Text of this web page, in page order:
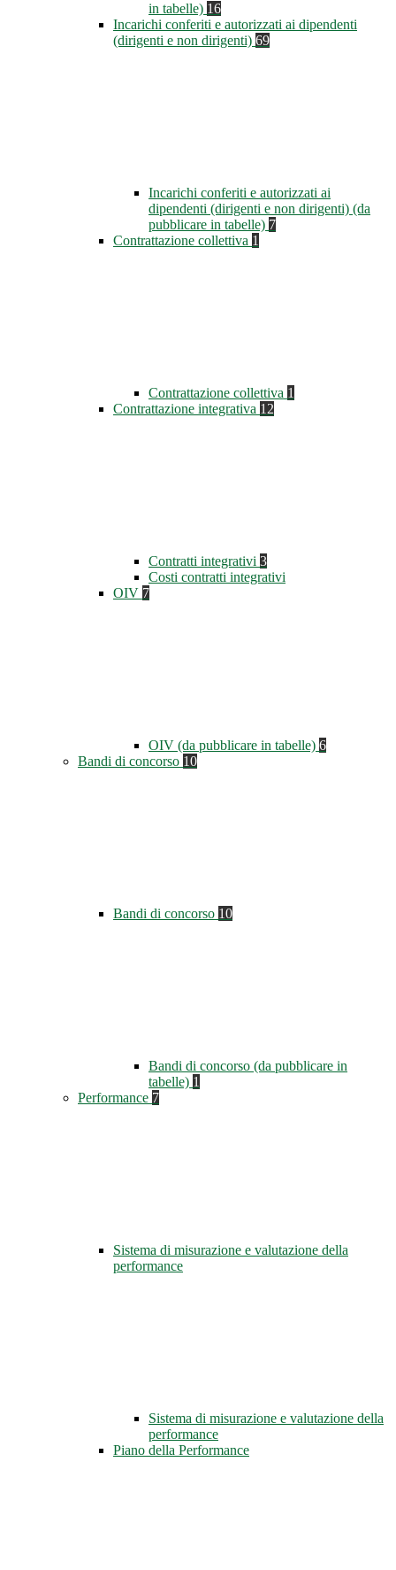
in tabelle) 16
Incarichi conferiti e autorizzati ai dipendenti
(dirigenti e non dirigenti) 69
Incarichi conferiti e autorizzati ai
dipendenti (dirigenti e non dirigenti) (da
pubblicare in tabelle) 7
Contrattazione collettiva 1
Contrattazione collettiva 1
Contrattazione integrativa 12
Contratti integrativi 3
Costi contratti integrativi
OIV 7
OIV (da pubblicare in tabelle) 6
Bandi di concorso 10
Bandi di concorso 10
Bandi di concorso (da pubblicare in
tabelle) 1
Performance 7
Sistema di misurazione e valutazione della
performance
Sistema di misurazione e valutazione della
performance
Piano della Performance